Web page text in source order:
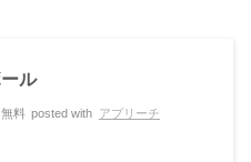
ル
無料 posted with アプリーチ